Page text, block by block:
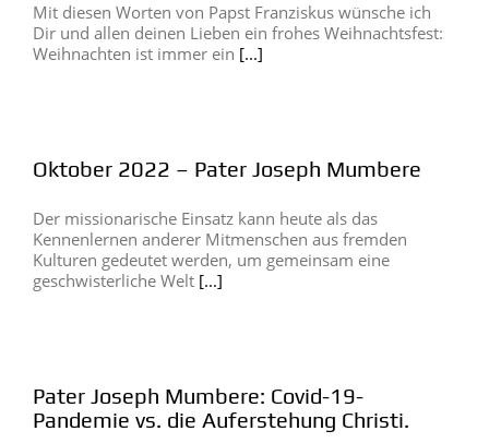
Mit diesen Worten von Papst Franziskus wünsche ich
Dir und allen deinen Lieben ein frohes Weihnachtsfest:
Weihnachten ist immer ein [...]
Oktober 2022 – Pater Joseph Mumbere
Der missionarische Einsatz kann heute als das
Kennenlernen anderer Mitmenschen aus fremden
Kulturen gedeutet werden, um gemeinsam eine
geschwisterliche Welt [...]
Pater Joseph Mumbere: Covid-19-
Pandemie vs. die Auferstehung Christi.